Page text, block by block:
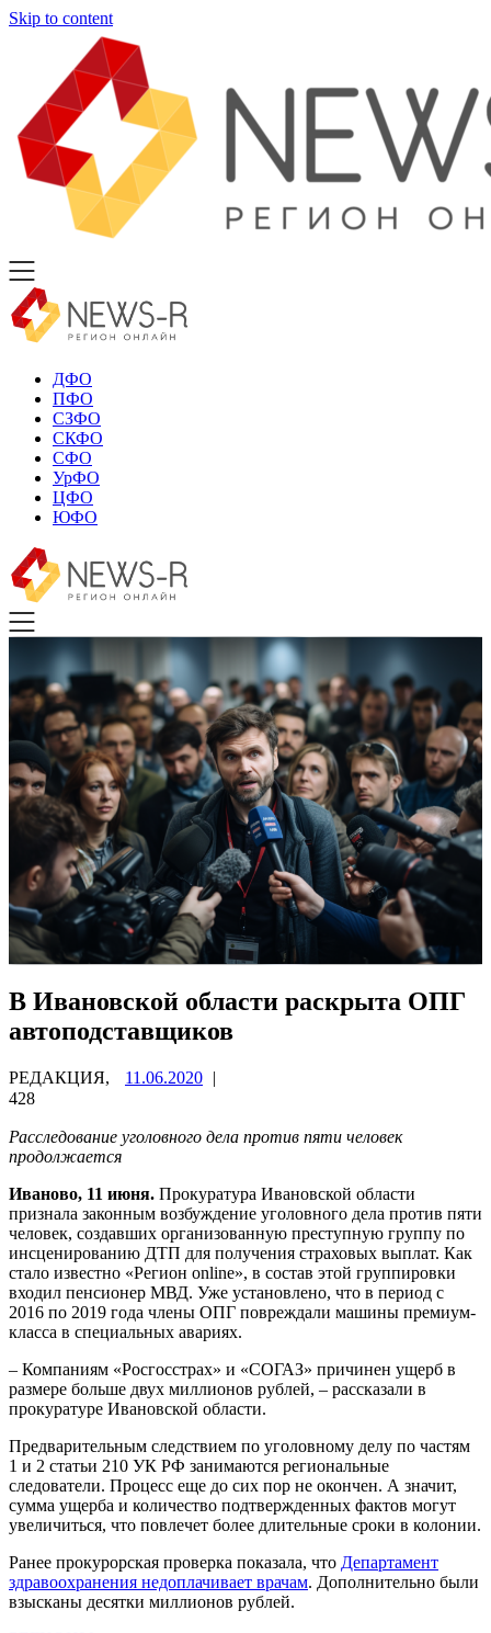
Skip to content
ДФО
ПФО
СЗФО
СКФО
СФО
УрФО
ЦФО
ЮФО
В Ивановской области раскрыта ОПГ
автоподставщиков
РЕДАКЦИЯ, 11.06.2020 |
428
Расследование уголовного дела против пяти человек
продолжается
Иваново, 11 июня. Прокуратура Ивановской области
признала законным возбуждение уголовного дела против пяти
человек, создавших организованную преступную группу по
инсценированию ДТП для получения страховых выплат. Как
стало известно «Регион online», в состав этой группировки
входил пенсионер МВД. Уже установлено, что в период с
2016 по 2019 года члены ОПГ повреждали машины премиум-
класса в специальных авариях.
– Компаниям «Росгосстрах» и «СОГАЗ» причинен ущерб в
размере больше двух миллионов рублей, – рассказали в
прокуратуре Ивановской области.
Предварительным следствием по уголовному делу по частям
1 и 2 статьи 210 УК РФ занимаются региональные
следователи. Процесс еще до сих пор не окончен. А значит,
сумма ущерба и количество подтвержденных фактов могут
увеличиться, что повлечет более длительные сроки в колонии.
Ранее прокурорская проверка показала, что Департамент
здравоохранения недоплачивает врачам. Дополнительно были
взысканы десятки миллионов рублей.